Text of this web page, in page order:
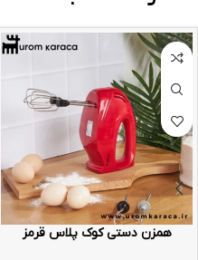
همزن دستی کوک پلاس قرمز